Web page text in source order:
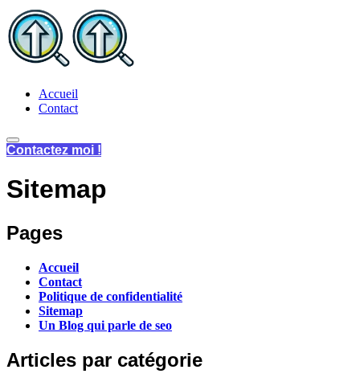
Skip to main content
Accueil
Contact
Contactez moi !
Sitemap
Pages
Accueil
Contact
Politique de confidentialité
Sitemap
Un Blog qui parle de seo
Articles par catégorie